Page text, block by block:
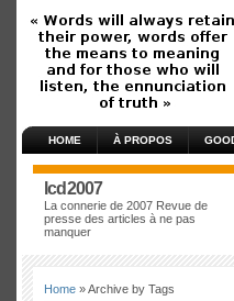
HOME À PROPOS
lcd2007
La connerie de 2007 Revue de
presse des articles à ne pas
manquer
Home » Archive by Tags